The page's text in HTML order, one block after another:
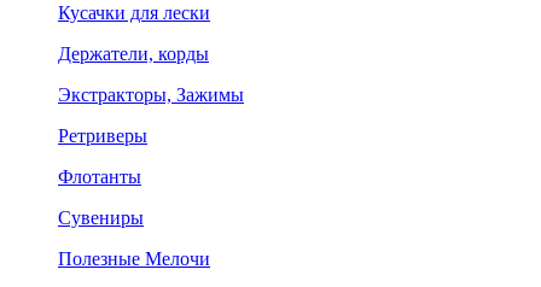
Кусачки для лески
Держатели, корды
Экстракторы, Зажимы
Ретриверы
Флотанты
Сувениры
Полезные Мелочи